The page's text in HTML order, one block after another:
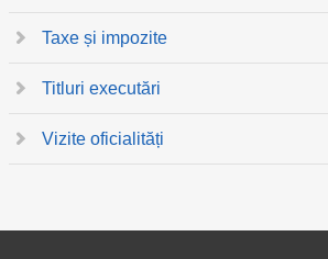
Taxe și impozite
Titluri executări
Vizite oficialități